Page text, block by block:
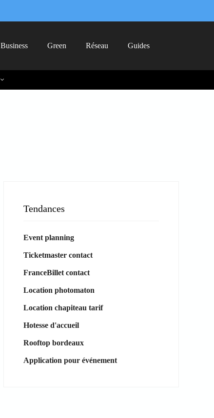
Business Green Réseau Guides
Tendances
Event planning
Ticketmaster contact
FranceBillet contact
Location photomaton
Location chapiteau tarif
Hotesse d'accueil
Rooftop bordeaux
Application pour événement